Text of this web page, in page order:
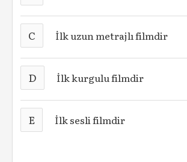
C İlk uzun metrajlı filmdir
D İlk kurgulu filmdir
E İlk sesli filmdir